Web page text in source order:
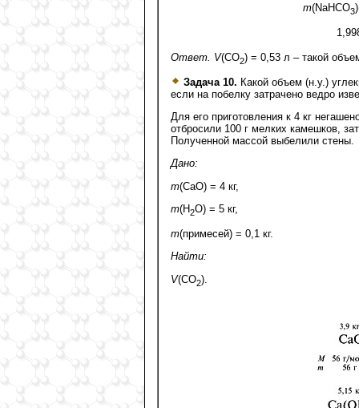
m(NaHCO3
Ответ. V(СO2) = 0,53 л – такой
Задача 10. Какой объем (н.у.)
если на побелку затрачено ведро
Для его приготовления к 4 кг
отбросили 100 г мелких камешков,
Полученной массой выбелили стены.
Дано:
m(СаО) = 4 кг,
m(Н2О) = 5 кг,
m(примесей) = 0,1 кг.
Найти:
V(СО2).